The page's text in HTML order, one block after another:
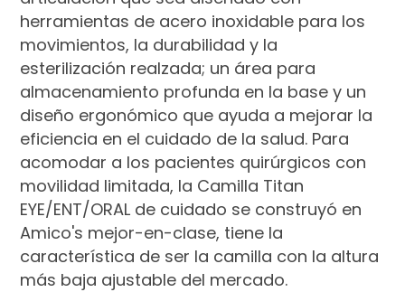
herramientas de acero inoxidable para los
movimientos, la durabilidad y la
esterilización realzada; un área para
almacenamiento profunda en la base y un
diseño ergonómico que ayuda a mejorar la
eficiencia en el cuidado de la salud. Para
acomodar a los pacientes quirúrgicos con
movilidad limitada, la Camilla Titan
EYE/ENT/ORAL de cuidado se construyó en
Amico's mejor-en-clase, tiene la
característica de ser la camilla con la altura
más baja ajustable del mercado.